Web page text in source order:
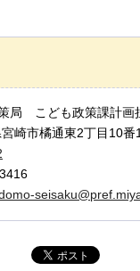
局 こども政策課計画
崎市橘通東2丁目10番